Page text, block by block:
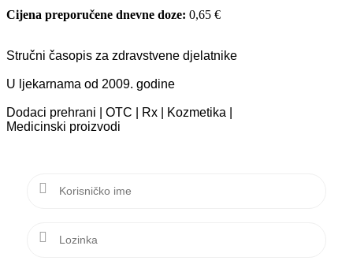
Cijena preporučene dnevne doze: 0,65 €
Stručni časopis za zdravstvene djelatnike
U ljekarnama od 2009. godine
Dodaci prehrani | OTC | Rx | Kozmetika |
Medicinski proizvodi